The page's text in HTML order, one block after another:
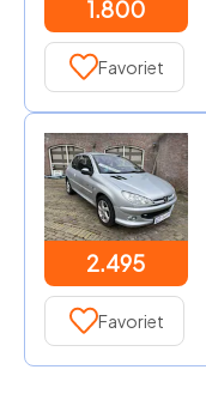
1.800
Favoriet
2.495
Favoriet